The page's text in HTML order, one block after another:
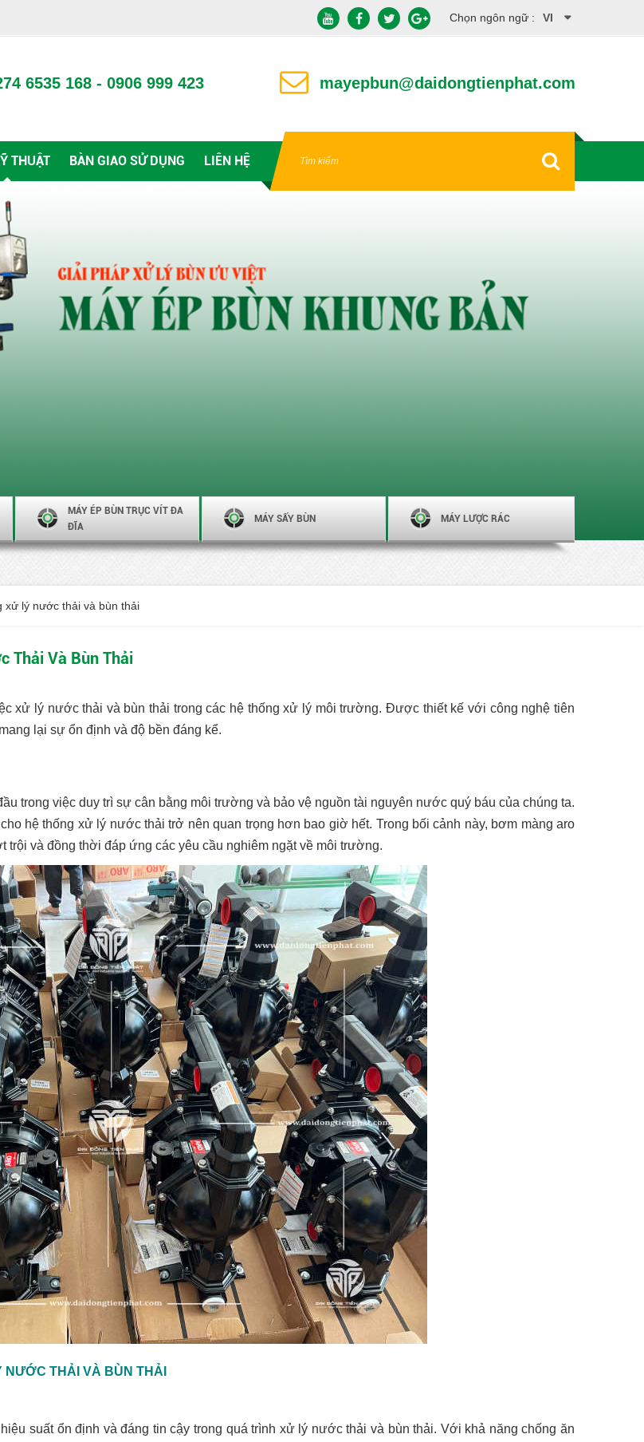
Chọn ngôn ngữ : VI
6535 168 - 0906 999 423 mayepbun@daidongtienphat.com
THUẬT BÀN GIAO SỬ DỤNG LIÊN HỆ
MÁY ÉP BÙN TRỤC VÍT ĐA
ĐĨA
MÁY SẤY BÙN MÁY LƯỢC RÁC
xử lý nước thải và bùn thải
Thải Và Bùn Thải
xử lý nước thải và bùn thải trong các hệ thống xử lý môi trường. Được thiết kế với công nghệ tiên
lại sự ổn định và độ bền đáng kể.
trong việc duy trì sự cân bằng môi trường và bảo vệ nguồn tài nguyên nước quý báu của chúng ta.
hệ thống xử lý nước thải trở nên quan trọng hơn bao giờ hết. Trong bối cảnh này, bơm màng aro
và đồng thời đáp ứng các yêu cầu nghiêm ngặt về môi trường.
THẢI VÀ BÙN THẢI
suất ổn định và đáng tin cậy trong quá trình xử lý nước thải và bùn thải. Với khả năng chống ăn